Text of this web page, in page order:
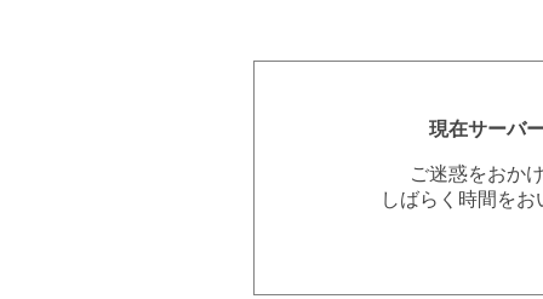
現在サーバ
ご迷惑をおか
しばらく時間を